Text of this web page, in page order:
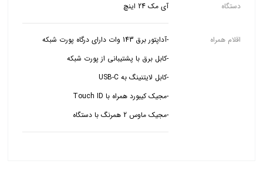
دستگاه آی مک 24 اینچ
اقلام همراه
-آداپتور برق 143 وات دارای درگاه پورت شبکه
-کابل برق با پشتیبانی از پورت شبکه
-کابل لایتنینگ به USB-C
-مجیک ماوس 2 همرنگ با دستگاه